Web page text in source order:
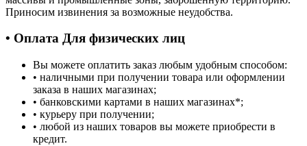
Приносим извинения за возможные неудобства.
• Оплата Для физических лиц
Вы можете оплатить заказ любым удобным способом:
• наличными при получении товара или оформлении
заказа в наших магазинах;
• банковскими картами в наших магазинах*;
• курьеру при получении;
• любой из наших товаров вы можете приобрести в
кредит.